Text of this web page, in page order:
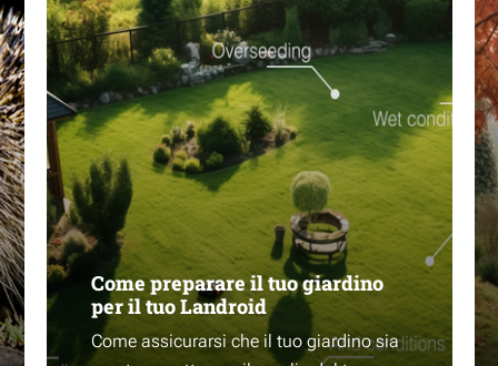
Come preparare il tuo giardino
per il tuo Landroid
Come assicurarsi che il tuo giardino sia